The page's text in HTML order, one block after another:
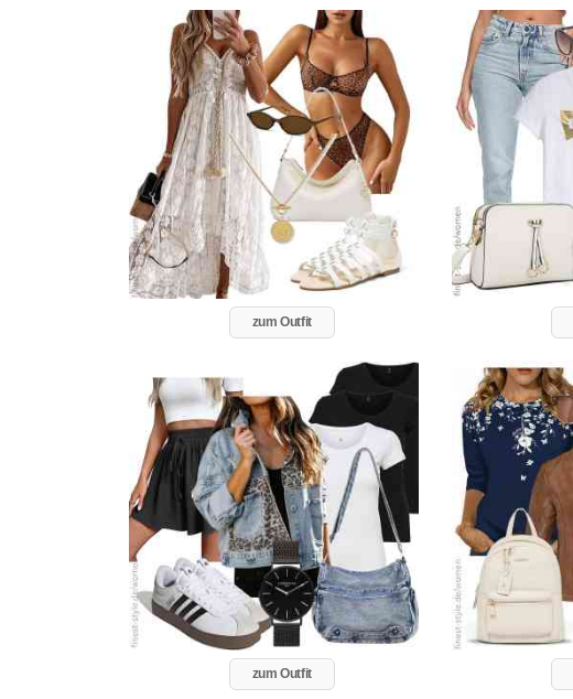
zum Outfit
zum Outfit